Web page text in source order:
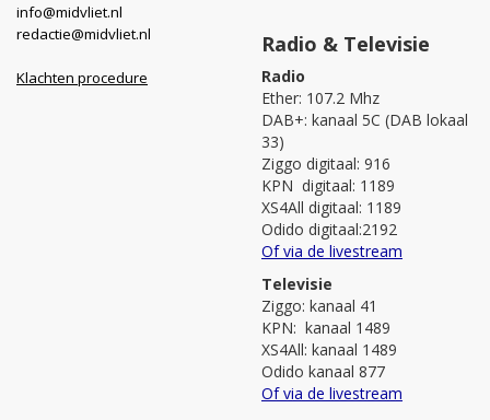
info@midvliet.nl
redactie@midvliet.nl
Klachten procedure
Radio & Televisie
Radio
Ether: 107.2 Mhz
DAB+: kanaal 5C (DAB lokaal
33)
Ziggo digitaal: 916
KPN digitaal: 1189
XS4All digitaal: 1189
Odido digitaal:2192
Of via de livestream
Televisie
Ziggo: kanaal 41
KPN: kanaal 1489
XS4All: kanaal 1489
Odido kanaal 877
Of via de livestream